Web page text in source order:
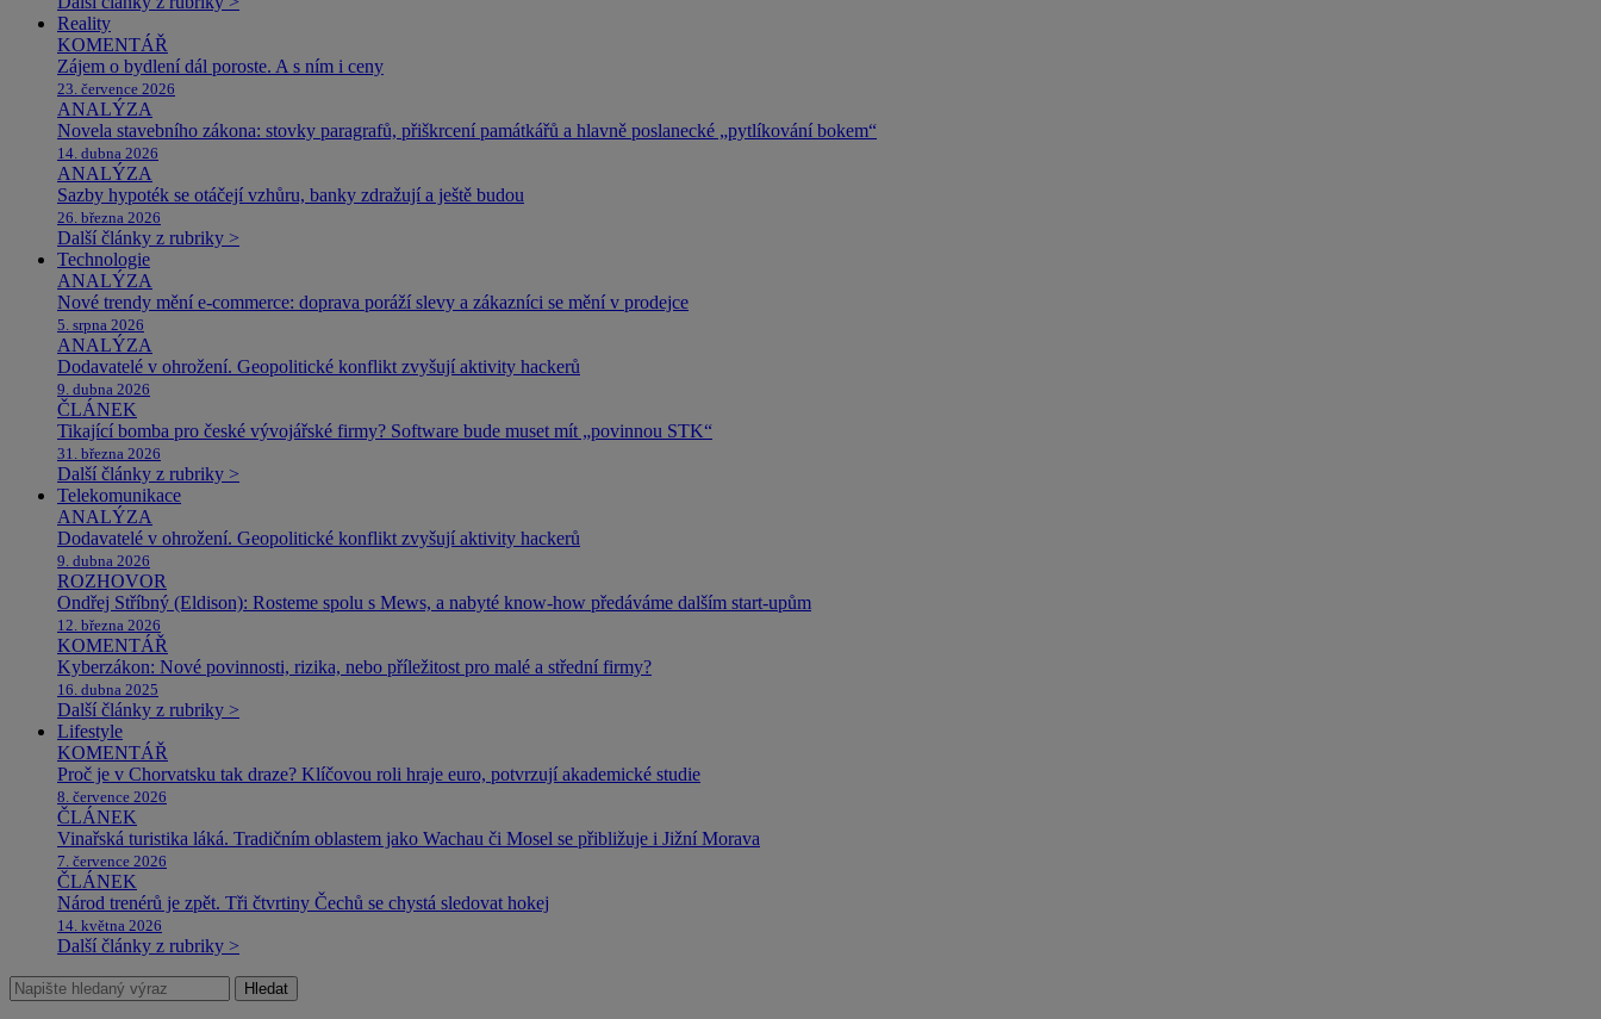
Reality
KOMENTÁŘ
Zájem o bydlení dál poroste. A s ním i ceny
23. července 2026
ANALÝZA
Novela stavebního zákona: stovky paragrafů, přiškrcení památkářů a hlavně poslanecké „pytlíkování bokem“
14. dubna 2026
ANALÝZA
Sazby hypoték se otáčejí vzhůru, banky zdražují a ještě budou
26. března 2026
Další články z rubriky >
Technologie
ANALÝZA
Nové trendy mění e-commerce: doprava poráží slevy a zákazníci se mění v prodejce
5. srpna 2026
ANALÝZA
Dodavatelé v ohrožení. Geopolitické konflikt zvyšují aktivity hackerů
9. dubna 2026
ČLÁNEK
Tikající bomba pro české vývojářské firmy? Software bude muset mít „povinnou STK“
31. března 2026
Další články z rubriky >
Telekomunikace
ANALÝZA
Dodavatelé v ohrožení. Geopolitické konflikt zvyšují aktivity hackerů
9. dubna 2026
ROZHOVOR
Ondřej Stříbný (Eldison): Rosteme spolu s Mews, a nabyté know-how předáváme dalším start-upům
12. března 2026
KOMENTÁŘ
Kyberzákon: Nové povinnosti, rizika, nebo příležitost pro malé a střední firmy?
16. dubna 2025
Další články z rubriky >
Lifestyle
KOMENTÁŘ
Proč je v Chorvatsku tak draze? Klíčovou roli hraje euro, potvrzují akademické studie
8. července 2026
ČLÁNEK
Vinařská turistika láká. Tradičním oblastem jako Wachau či Mosel se přibližuje i Jižní Morava
7. července 2026
ČLÁNEK
Národ trenérů je zpět. Tři čtvrtiny Čechů se chystá sledovat hokej
14. května 2026
Další články z rubriky >
Hledat